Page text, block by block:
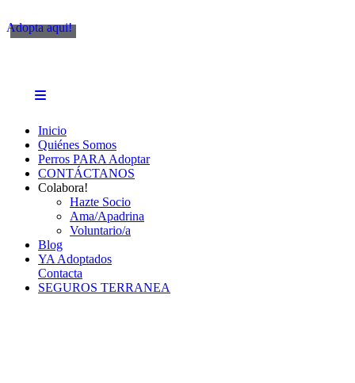
Adopta aqui!
Inicio
Quiénes Somos
Perros PARA Adoptar
CONTÁCTANOS
Colabora!
Hazte Socio
Ama/Apadrina
Voluntario/a
Blog
YA Adoptados
Contacta
SEGUROS TERRANEA